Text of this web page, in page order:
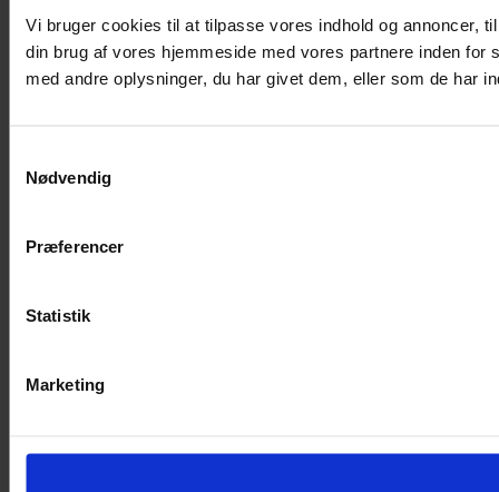
Vi bruger cookies til at tilpasse vores indhold og annoncer,
din brug af vores hjemmeside med vores partnere inden
med andre oplysninger, du har givet dem, eller som de har
Nødvendig
Præferencer
Statistik
Marketing